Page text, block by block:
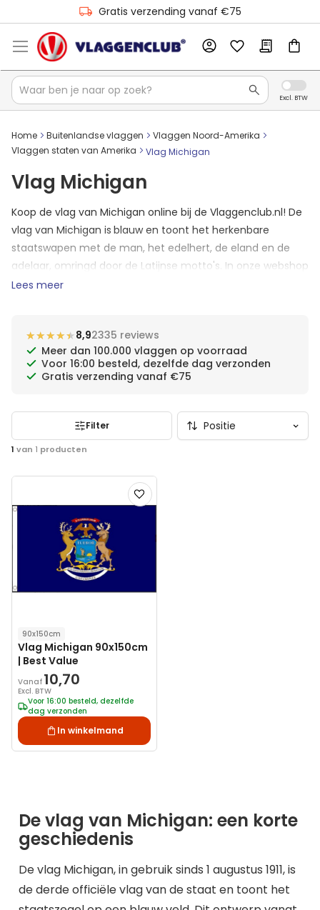
Gratis verzending vanaf €75
Home Buitenlandse vlaggen
Vlaggen Noord-Amerika
Vlaggen staten van Amerika
Vlag Michigan
Vlag Michigan
Koop de vlag van Michigan online bij de Vlaggenclub.nl! De
vlag van Michigan is blauw en toont het herkenbare
staatswapen met de man, het edelhert, de eland en de
adelaar, omringd door de Latijnse motto's. In onze webshop
is de vlag van Michigan in elk formaat beschikbaar. Bestel
Lees meer
★★★★★
★★★★★8,92335 reviews
Meer dan 100.000 vlaggen op voorraad
Voor 16:00 besteld, dezelfde dag verzonden
Gratis verzending vanaf €75
1 van 1 producten
Filter
Voeg
toe
verlanglijst
90x150cm
Vlag Michigan 90x150cm
| Best Value
Vanaf 10,70
Excl. BTW
Voor 16:00 besteld, dezelfde
dag verzonden
In winkelmand
De vlag van Michigan: een korte
geschiedenis
De vlag Michigan, in gebruik sinds 1 augustus 1911, is
de derde officiële vlag van de staat en toont het